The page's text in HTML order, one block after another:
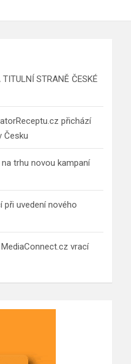
TITULNÍ STRANĚ ČESKÉ
přichází
Česku
trhu novou kampaní
při uvedení nového
MediaConnect.cz vrací